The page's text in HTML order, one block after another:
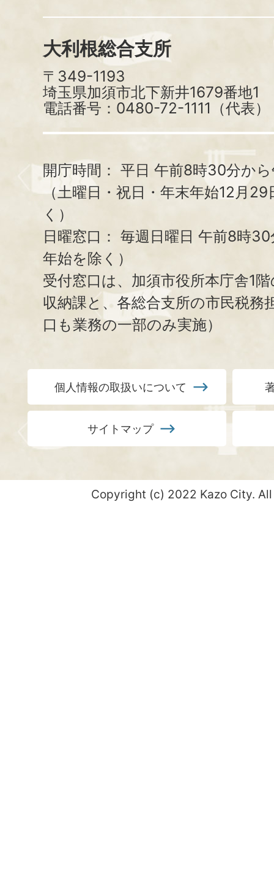
大利根総合支所
〒349-1193
埼玉県加須市北下新井1679番地1
電話番号：0480-72-1111（代表）
開庁時間： 平日 午前8時30分か
（土曜日・祝日・年末年始12月
く）
日曜窓口： 毎週日曜日 午前8時
年始を除く）
受付窓口は、加須市役所本庁舎1
収納課と、 各総合支所の市民税務
口も業務の一部のみ実施）
個人情報の取扱いについて
サイトマップ
Copyright (c) 2022 Kazo City.